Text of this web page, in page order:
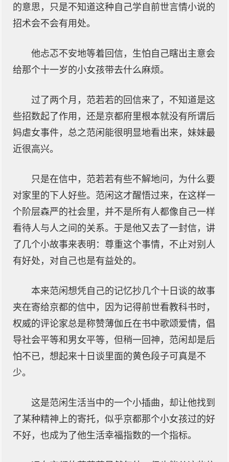
的意思，只是不知道这种自己学自前世言情小说的
招术会不会有用处。
他忐忑不安地等着回信，生怕自己瞎出主意会
给那个十一岁的小女孩带去什么麻烦。
过了两个月，范若若的回信来了，不知道是这
些招数起了作用，还是京都府里根本就没有所谓后
妈虐女事件，总之范闲能很明显地看出来，妹妹最
近很高兴。
只是在信中，范若若有些不解地问，为什么要
对家里的下人好些。范闲这才醒悟过来，在这样一
个阶层森严的社会里，并不是所有人都像自己一样
看待人与人之间的关系。于是他又去了一封信，讲
了几个小故事来表明：尊重这个事情，不止对别人
有好处，对自己也是有益处的。
本来范闲想凭自己的记忆抄几个十日谈的故事
夹在寄给京都的信中，因为记得前世看教科书时，
权威的评论家总是称赞薄伽丘在书中歌颂爱情，倡
导社会平等和男女平等，但稍一回神，范闲却是后
怕不已，想起来十日谈里面的黄色段子可真是不
少。
这是范闲生活当中的一个小插曲，却让他找到
了某种精神上的寄托，似乎京都那个小女孩过的好
不好，也成为了他生活幸福指数的一个指标。